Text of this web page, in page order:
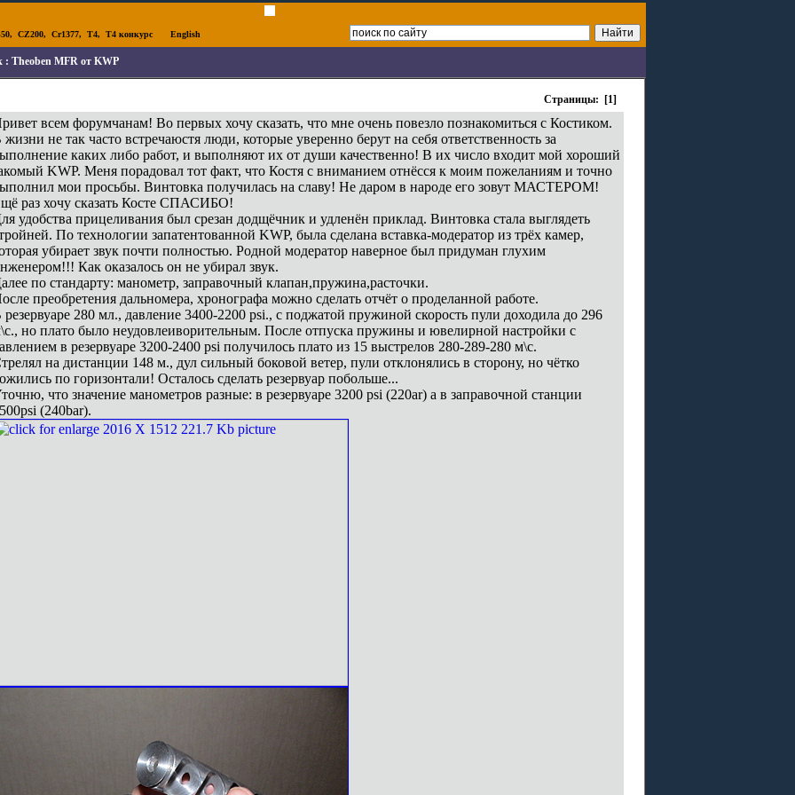
, CZ200, Cr1377, T4, T4 конкурс English
: Theoben MFR от KWP
Страницы: [1]
всем форумчанам! Во первых хочу сказать, что мне очень повезло познакомиться с Костиком.
жизни не так часто встречаюстя люди, которые уверенно берут на себя ответственность за
каких либо работ, и выполняют их от души качественно! В их число входит мой хороший
KWP. Меня порадовал тот факт, что Костя с вниманием отнёсся к моим пожеланиям и точно
мои просьбы. Винтовка получилась на славу! Не даром в народе его зовут МАСТЕРОМ!
раз хочу сказать Косте СПАСИБО!
удобства прицеливания был срезан додщёчник и удленён приклад. Винтовка стала выглядеть
По технологии запатентованной KWP, была сделана вставка-модератор из трёх камер,
убирает звук почти полностью. Родной модератор наверное был придуман глухим
Как оказалось он не убирал звук.
по стандарту: манометр, заправочный клапан,пружина,расточки.
преобретения дальномера, хронографа можно сделать отчёт о проделанной работе.
резервуаре 280 мл., давление 3400-2200 psi., с поджатой пружиной скорость пули доходила до 296
но плато было неудовлеиворительным. После отпуска пружины и ювелирной настройки с
в резервуаре 3200-2400 psi получилось плато из 15 выстрелов 280-289-280 м\с.
на дистанции 148 м., дул сильный боковой ветер, пули отклонялись в сторону, но чётко
по горизонтали! Осталось сделать резервуар побольше...
что значение манометров разные: в резервуаре 3200 psi (220ar) а в заправочной станции
(240bar).